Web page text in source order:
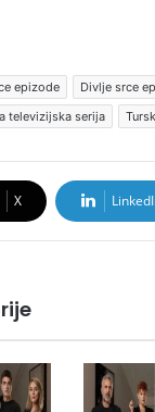
epizode Divlje srce
televizijska serija
X